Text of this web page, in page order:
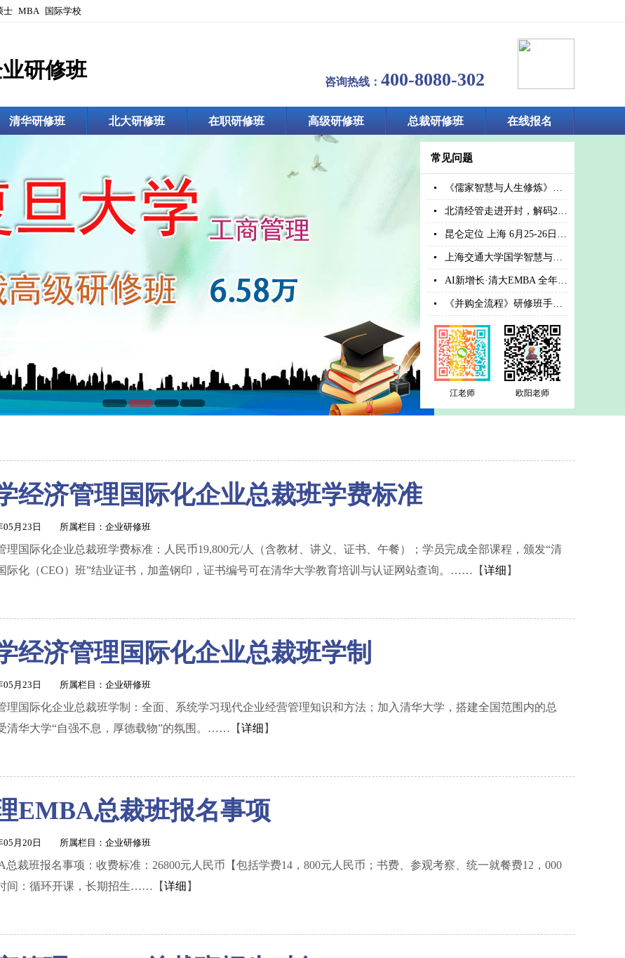
士 MBA 国际学校
研修班
咨询热线： 400-8080-302
清华研修班 北大研修班 在职研修班 高级研修班 总裁研修班 在线报名
常见问题
《儒家智慧与人生修炼》—上海交大国学智慧与法哲高级研修
北清经管走进开封，解码2026商业趋势赋能区域增长
昆仑定位 上海 6月25-26日《战略定位班》| 全球顶尖商战课
上海交通大学国学智慧与法哲高级研修班6.27开课
AI新增长·清大EMBA 全年课程发布!6月27-28日清华科技园
《并购全流程》研修班手把手教你规避并购风险
清大EMBA研修班【教学方式】
江老师 欧阳老师
经济管理国际化企业总裁班学费标准
05月23日 所属栏目： 企业研修班
理国际化企业总裁班学费标准：人民币19,800元/人（含教材、讲义、证书、午餐）；学员完成全部课程，颁发“清
际化（CEO）班”结业证书，加盖钢印，证书编号可在清华大学教育培训与认证网站查询。……【详细 】
经济管理国际化企业总裁班学制
05月23日 所属栏目： 企业研修班
理国际化企业总裁班学制：全面、系统学习现代企业经营管理知识和方法；加入清华大学，搭建全国范围内的总
清华大学“自强不息，厚德载物”的氛围。……【详细 】
EMBA总裁班报名事项
05月20日 所属栏目： 企业研修班
总裁班报名事项：收费标准：26800元人民币【包括学费14，800元人民币；书费、参观考察、统一就餐费12，000
间：循环开课，长期招生……【详细 】